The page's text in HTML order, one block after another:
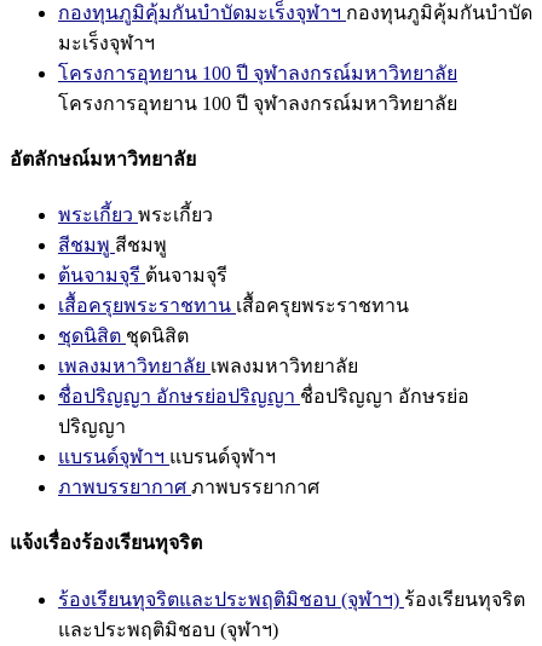
กองทุนภูมิคุ้มกันบำบัดมะเร็งจุฬาฯ กองทุนภูมิคุ้มกันบำบัด
มะเร็งจุฬาฯ
โครงการอุทยาน 100 ปี จุฬาลงกรณ์มหาวิทยาลัย
โครงการอุทยาน 100 ปี จุฬาลงกรณ์มหาวิทยาลัย
อัตลักษณ์มหาวิทยาลัย
พระเกี้ยว พระเกี้ยว
สีชมพู สีชมพู
ต้นจามจุรี ต้นจามจุรี
เสื้อครุยพระราชทาน เสื้อครุยพระราชทาน
ชุดนิสิต ชุดนิสิต
เพลงมหาวิทยาลัย เพลงมหาวิทยาลัย
ชื่อปริญญา อักษรย่อปริญญา ชื่อปริญญา อักษรย่อ
ปริญญา
แบรนด์จุฬาฯ แบรนด์จุฬาฯ
ภาพบรรยากาศ ภาพบรรยากาศ
แจ้งเรื่องร้องเรียนทุจริต
ร้องเรียนทุจริตและประพฤติมิชอบ (จุฬาฯ) ร้องเรียนทุจริต
และประพฤติมิชอบ (จุฬาฯ)